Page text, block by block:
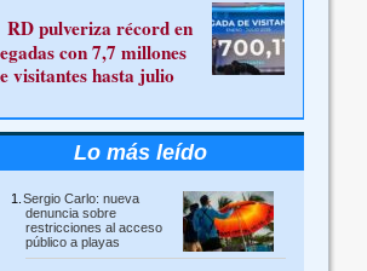
RD pulveriza récord en
con 7,7 millones
visitantes hasta julio
Lo más leído
Sergio Carlo: nueva
denuncia sobre
restricciones al acceso
público a playas